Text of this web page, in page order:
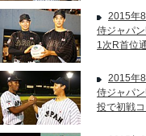
2015年
侍ジャパ
1次R首位
2015年
侍ジャパ
投で初戦